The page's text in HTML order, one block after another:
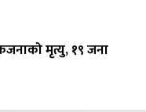
मृत्यु, १९ जना